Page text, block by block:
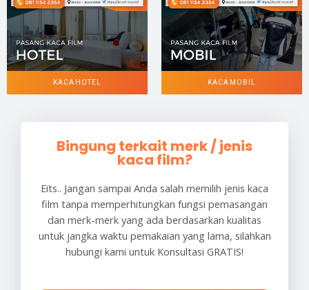
KACA HOTEL KACA MOBIL
Bingung terkait merk / jenis
kaca film?
Eits.. Jangan sampai Anda salah memilih jenis kaca
film tanpa memperhitungkan fungsi pemasangan
dan merk-merk yang ada berdasarkan kualitas
untuk jangka waktu pemakaian yang lama, silahkan
hubungi kami untuk Konsultasi GRATIS!